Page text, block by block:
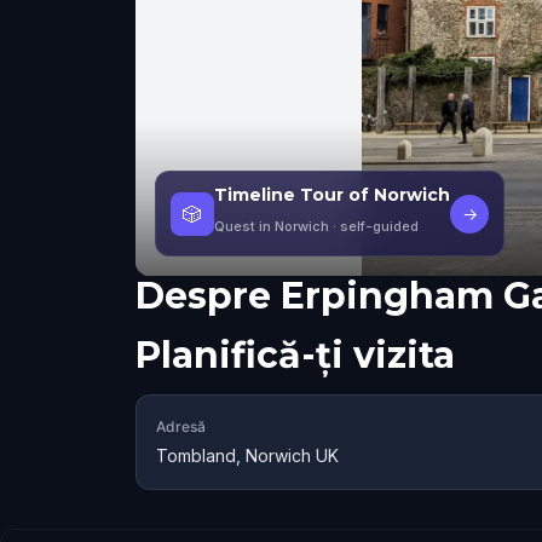
🎲
Timeline Tour of Norwich
Quest in Norwich · self-guided
→
Despre Erpingham
Planifică-ți vizita
Adresă
Tombland, Norwich UK